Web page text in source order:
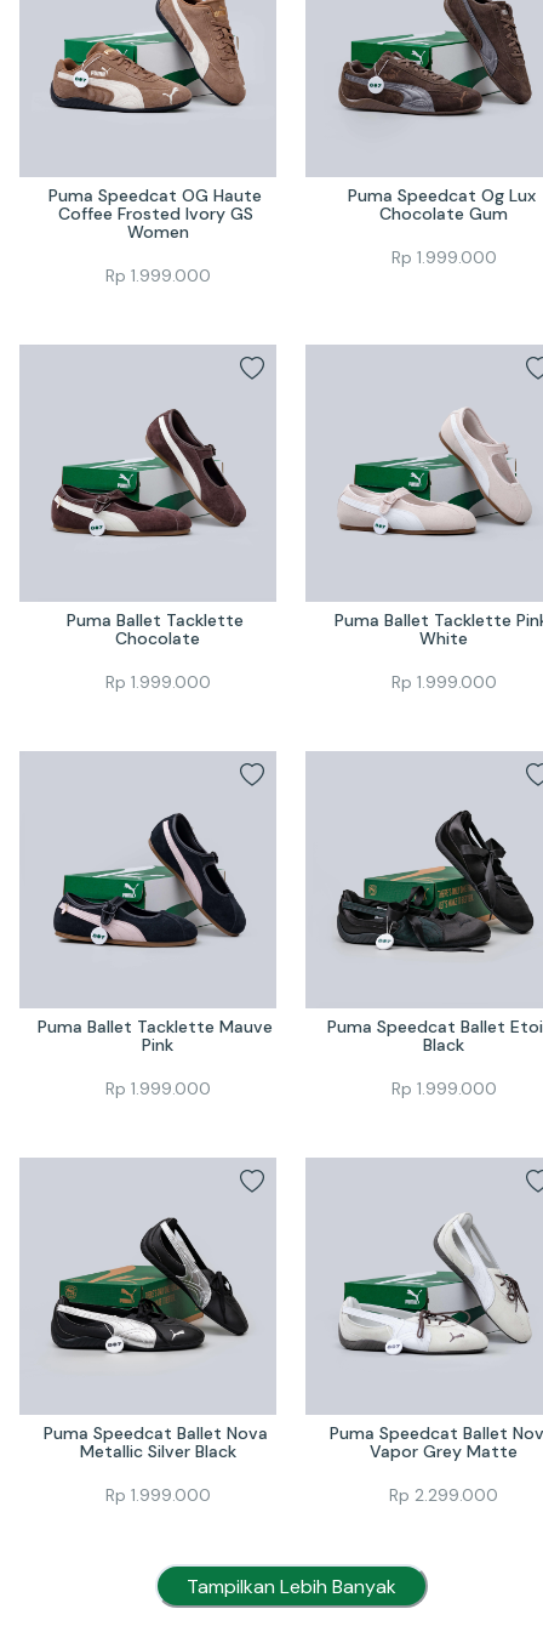
Puma Speedcat OG Haute
Coffee Frosted Ivory GS
Women
Rp 1.999.000
Puma Speedcat Og Lux
Chocolate Gum
Rp 1.999.000
Puma Ballet Tacklette
Chocolate
Rp 1.999.000
Puma Ballet Tacklette
White
Rp 1.999.000
Puma Ballet Tacklette Mauve
Pink
Rp 1.999.000
Puma Speedcat Ballet
Black
Rp 1.999.000
Puma Speedcat Ballet Nova
Metallic Silver Black
Rp 1.999.000
Puma Speedcat Ballet
Vapor Grey Matte
Rp 2.299.000
Tampilkan Lebih Banyak